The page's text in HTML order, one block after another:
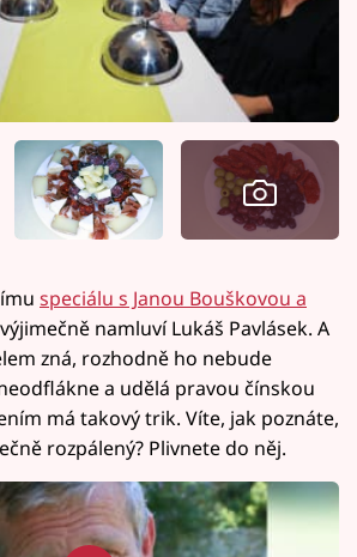
speciálu s Janou Bouškovou a
výjimečně namluví Lukáš Pavlásek. A
zná, rozhodně ho nebude
a udělá pravou čínskou
má takový trik. Víte, jak poznáte,
rozpálený? Plivnete do něj.